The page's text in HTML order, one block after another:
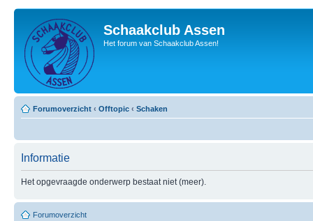
Schaakclub Assen
Het forum van Schaakclub Assen!
Forumoverzicht ‹ Offtopic ‹ Schaken
Informatie
Het opgevraagde onderwerp bestaat niet (meer).
Forumoverzicht